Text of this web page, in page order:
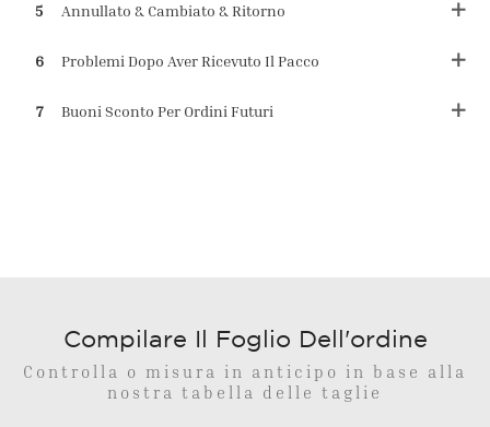
5 Annullato & Cambiato & Ritorno
6 Problemi Dopo Aver Ricevuto Il Pacco
7 Buoni Sconto Per Ordini Futuri
Compilare Il Foglio Dell'ordine
Controlla o misura in anticipo in base alla
nostra tabella delle taglie